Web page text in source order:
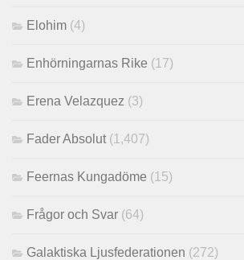
Elohim (4)
Enhörningarnas Rike (17)
Erena Velazquez (3)
Fader Absolut (1,407)
Feernas Kungadöme (15)
Frågor och Svar (64)
Galaktiska Ljusfederationen (272)